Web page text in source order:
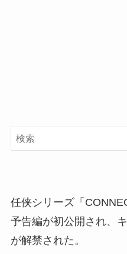
任侠シリーズ「
予告編が初公開され、
が解禁された。